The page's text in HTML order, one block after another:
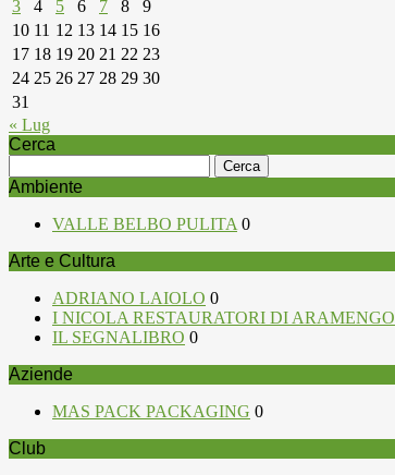
3
4 5 6 7 8
9
10 11 12 13 14 15 16
17 18 19 20 21 22 23
24 25 26 27 28 29 30
31
« Lug
Cerca
per:
Ambiente
VALLE BELBO PULITA 0
Arte e Cultura
ADRIANO LAIOLO 0
I NICOLA RESTAURATORI DI ARAMENGO
IL SEGNALIBRO 0
Aziende
MAS PACK PACKAGING 0
Club